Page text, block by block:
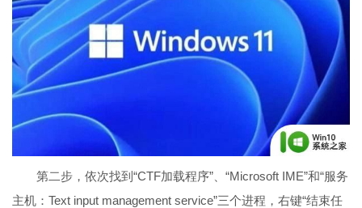
第二步，依次找到“CTF加载程序”、“Microsoft IME”和“服务
主机：Text input management service”三个进程，右键“结束任